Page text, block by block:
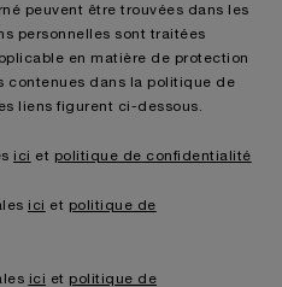
peuvent être trouvées dans les
personnelles sont traitées
en matière de protection
contenues dans la politique de
liens figurent ci-dessous.
ici et politique de confidentialité
ici et politique de
ici et politique de